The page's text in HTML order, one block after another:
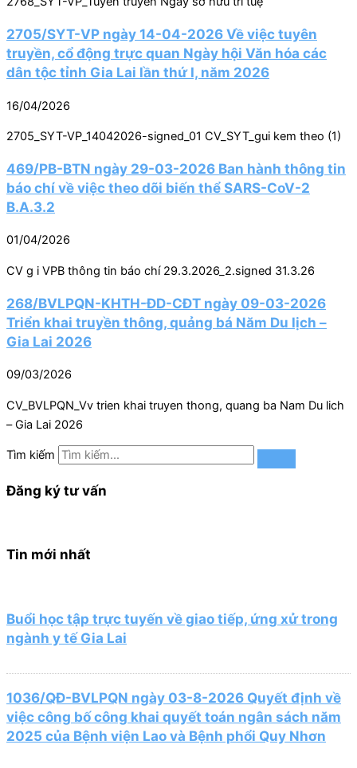
2705/SYT-VP ngày 14-04-2026 Về việc tuyên
truyền, cổ động trực quan Ngày hội Văn hóa các
dân tộc tỉnh Gia Lai lần thứ I, năm 2026
16/04/2026
2705_SYT-VP_14042026-signed_01 CV_SYT_gui kem theo (1)
469/PB-BTN ngày 29-03-2026 Ban hành thông tin
báo chí về việc theo dõi biến thể SARS-CoV-2
B.A.3.2
01/04/2026
CV g i VPB thông tin báo chí 29.3.2026_2.signed 31.3.26
268/BVLPQN-KHTH-ĐD-CĐT ngày 09-03-2026
Triển khai truyền thông, quảng bá Năm Du lịch –
Gia Lai 2026
09/03/2026
CV_BVLPQN_Vv trien khai truyen thong, quang ba Nam Du lich
– Gia Lai 2026
Tìm kiếm
Đăng ký tư vấn
Tin mới nhất
Buổi học tập trực tuyến về giao tiếp, ứng xử trong
ngành y tế Gia Lai
1036/QĐ-BVLPQN ngày 03-8-2026 Quyết định về
việc công bố công khai quyết toán ngân sách năm
2025 của Bệnh viện Lao và Bệnh phổi Quy Nhơn